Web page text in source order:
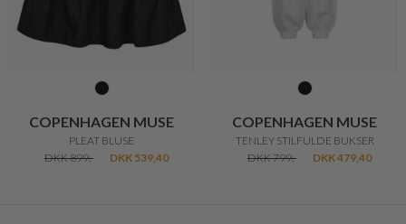
COPENHAGEN MUSE
PLEAT BLUSE
DKK 899,-
DKK 539,40
COPENHAGEN MUSE
TENLEY STILFULDE BUKSER
DKK 799,-
DKK 479,40